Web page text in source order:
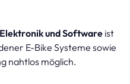
und Software ist
E-Bike Systeme sowie
nahtlos möglich.